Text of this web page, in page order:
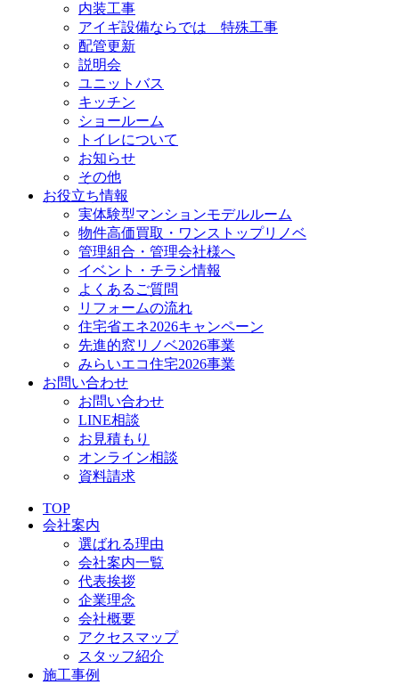
内装工事
アイギ設備ならでは 特殊工事
配管更新
説明会
ユニットバス
キッチン
ショールーム
トイレについて
お知らせ
その他
お役立ち情報
実体験型マンションモデルルーム
物件高価買取・ワンストップリノベ
管理組合・管理会社様へ
イベント・チラシ情報
よくあるご質問
リフォームの流れ
住宅省エネ2026キャンペーン
先進的窓リノベ2026事業
みらいエコ住宅2026事業
お問い合わせ
お問い合わせ
LINE相談
お見積もり
オンライン相談
資料請求
TOP
会社案内
選ばれる理由
会社案内一覧
代表挨拶
企業理念
会社概要
アクセスマップ
スタッフ紹介
施工事例